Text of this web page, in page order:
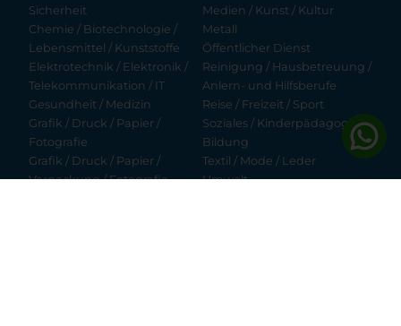
Sicherheit
Chemie / Biotechnologie /
Lebensmittel / Kunststoffe
Elektrotechnik / Elektronik /
Telekommunikation / IT
Gesundheit / Medizin
Grafik / Druck / Papier /
Fotografie
Grafik / Druck / Papier /
Verpackung / Fotografie
Medien / Kunst / Kultur
Metall
Öffentlicher Dienst
Reinigung / Hausbetreuung /
Anlern- und Hilfsberufe
Reise / Freizeit / Sport
Soziales / Kinderpädagogik /
Bildung
Textil / Mode / Leder
Umwelt